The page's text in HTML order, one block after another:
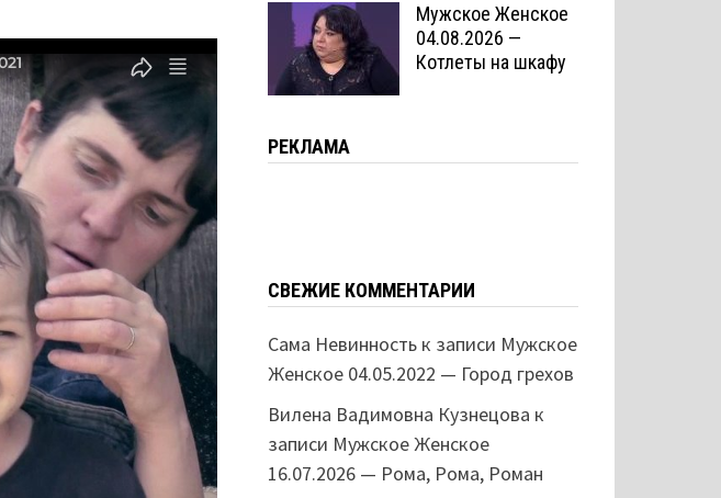
Мужское Женское
04.08.2026 —
Котлеты на шкафу
РЕКЛАМА
СВЕЖИЕ КОММЕНТАРИИ
Сама Невинностьк записи Мужское
Женское 04.05.2022 — Город грехов
Вилена Вадимовна Кузнецова к
записи Мужское Женское
16.07.2026 — Рома, Рома, Роман